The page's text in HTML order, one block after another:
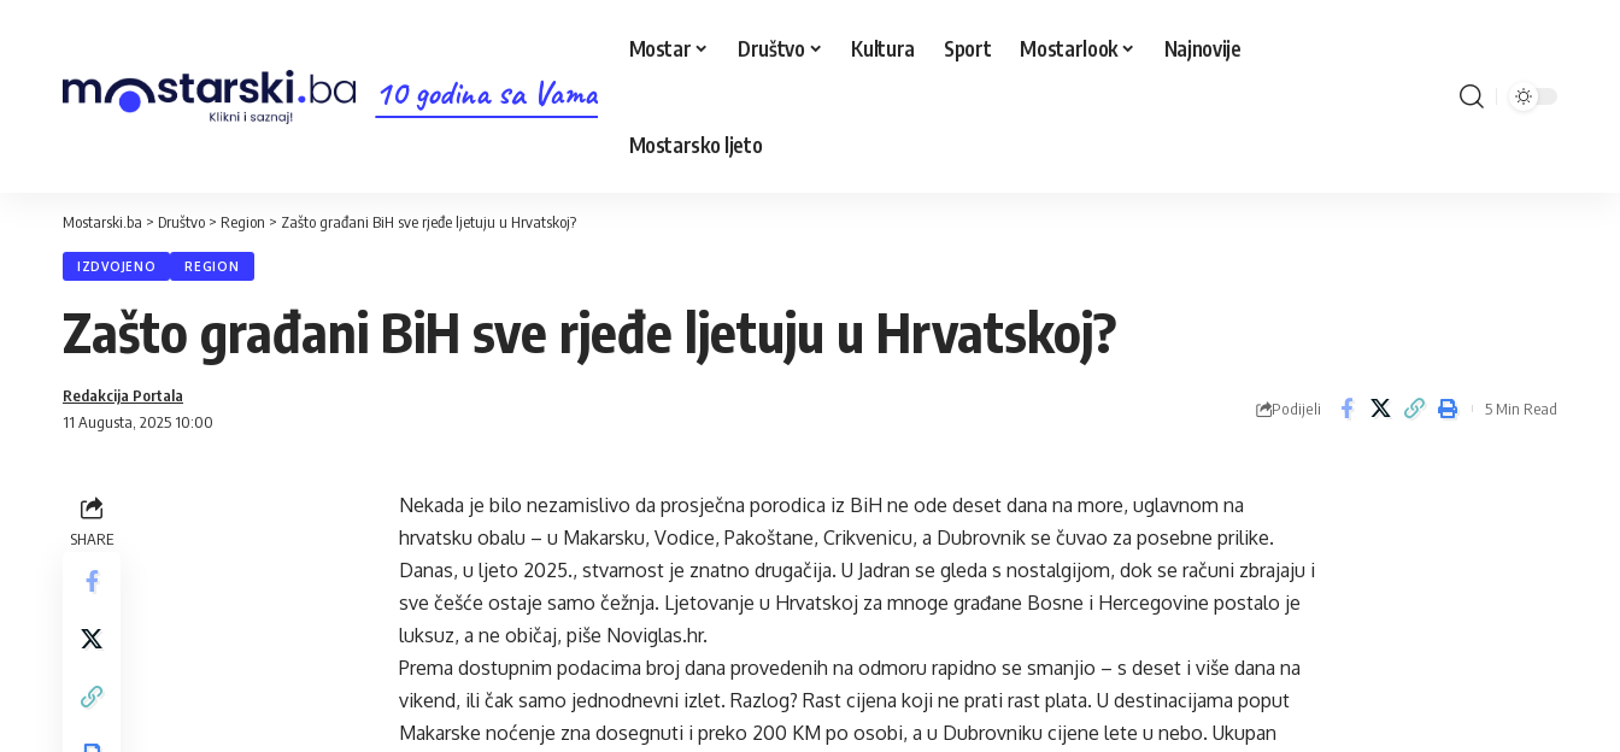
10 godina sa Vama
Mostar Društvo Kultura Sport Mostarlook Najnovije
Mostarsko ljeto
Mostarski.ba > Društvo > Region > Zašto građani BiH sve rjeđe ljetuju u Hrvatskoj?
IZDVOJENO REGION
Zašto građani BiH sve rjeđe ljetuju u Hrvatskoj?
11 Augusta, 2025 10:00
Redakcija Portala
Podijeli 5 Min Read
SHARE
Nekada je bilo nezamislivo da prosječna porodica iz BiH ne ode deset dana na more, uglavnom na
hrvatsku obalu – u Makarsku, Vodice, Pakoštane, Crikvenicu, a Dubrovnik se čuvao za posebne prilike.
Danas, u ljeto 2025., stvarnost je znatno drugačija. U Jadran se gleda s nostalgijom, dok se računi zbrajaju i
sve češće ostaje samo čežnja. Ljetovanje u Hrvatskoj za mnoge građane Bosne i Hercegovine postalo je
luksuz, a ne običaj, piše Noviglas.hr.
Prema dostupnim podacima broj dana provedenih na odmoru rapidno se smanjio – s deset i više dana na
vikend, ili čak samo jednodnevni izlet. Razlog? Rast cijena koji ne prati rast plata. U destinacijama poput
Makarske noćenje zna dosegnuti i preko 200 KM po osobi, a u Dubrovniku cijene lete u nebo. Ukupan